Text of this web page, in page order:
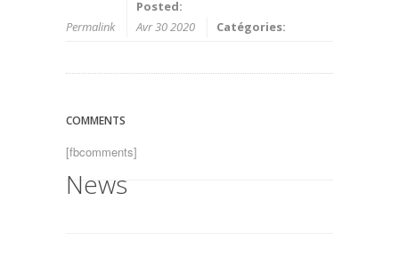
Permalink
Posted:
Avr 30 2020
Catégories:
COMMENTS
[fbcomments]
News